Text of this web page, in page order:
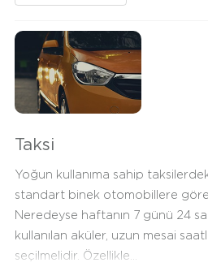
Taksi
Yoğun kullanıma sahip
standart binek otomobillere
Neredeyse haftanın 7 günü 24
kullanılan aküler, uzun mesai
seçilmelidir. Özellikle...